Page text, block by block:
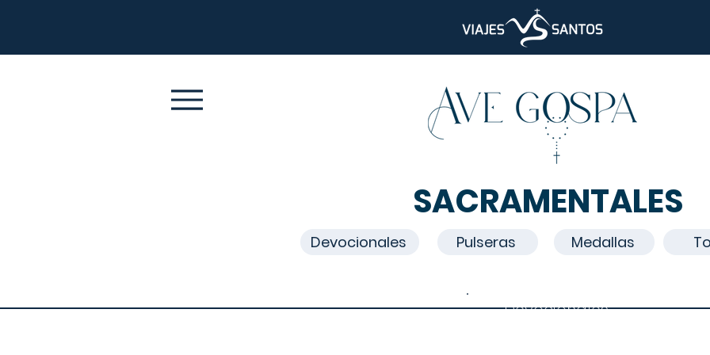
SACRAMENTALES
Devocionales Pulseras Medallas
Devocionales